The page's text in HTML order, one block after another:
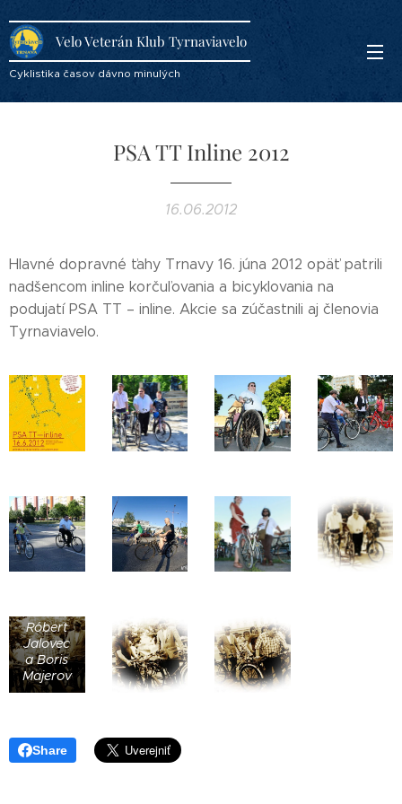
Velo Veterán Klub Tyrnaviavelo
Cyklistika časov dávno minulých
PSA TT Inline 2012
16.06.2012
Hlavné dopravné ťahy Trnavy 16. júna 2012 opäť patrili
nadšencom inline korčuľovania a bicyklovania na
podujatí PSA TT – inline. Akcie sa zúčastnili aj členovia
Tyrnaviavelo.
Róbert
Jalovec
a Boris
Majerov
Share